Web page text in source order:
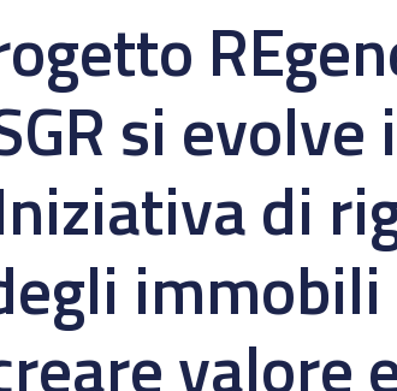
si
di
valore